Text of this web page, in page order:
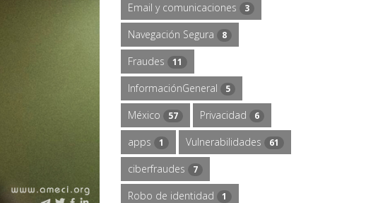
Email y comunicaciones 3
Navegación Segura 8
Fraudes 11
InformaciónGeneral 5
México 57 Privacidad 6
apps 1 Vulnerabilidades 61
ciberfraudes 7
Robo de identidad 1